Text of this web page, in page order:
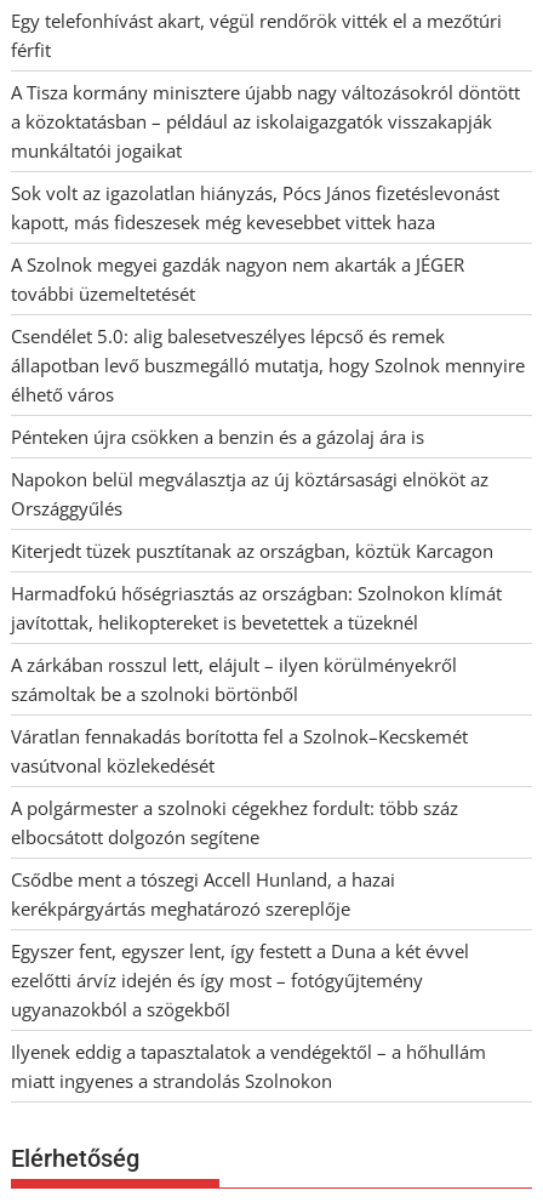
Egy telefonhívást akart, végül rendőrök vitték el a mezőtúri
férfit
A Tisza kormány minisztere újabb nagy változásokról döntött
a közoktatásban – például az iskolaigazgatók visszakapják
munkáltatói jogaikat
Sok volt az igazolatlan hiányzás, Pócs János fizetéslevonást
kapott, más fideszesek még kevesebbet vittek haza
A Szolnok megyei gazdák nagyon nem akarták a JÉGER
további üzemeltetését
Csendélet 5.0: alig balesetveszélyes lépcső és remek
állapotban levő buszmegálló mutatja, hogy Szolnok mennyire
élhető város
Pénteken újra csökken a benzin és a gázolaj ára is
Napokon belül megválasztja az új köztársasági elnököt az
Országgyűlés
Kiterjedt tüzek pusztítanak az országban, köztük Karcagon
Harmadfokú hőségriasztás az országban: Szolnokon klímát
javítottak, helikoptereket is bevetettek a tüzeknél
A zárkában rosszul lett, elájult – ilyen körülményekről
számoltak be a szolnoki börtönből
Váratlan fennakadás borította fel a Szolnok–Kecskemét
vasútvonal közlekedését
A polgármester a szolnoki cégekhez fordult: több száz
elbocsátott dolgozón segítene
Csődbe ment a tószegi Accell Hunland, a hazai
kerékpárgyártás meghatározó szereplője
Egyszer fent, egyszer lent, így festett a Duna a két évvel
ezelőtti árvíz idején és így most – fotógyűjtemény
ugyanazokból a szögekből
Ilyenek eddig a tapasztalatok a vendégektől – a hőhullám
miatt ingyenes a strandolás Szolnokon
Elérhetőség